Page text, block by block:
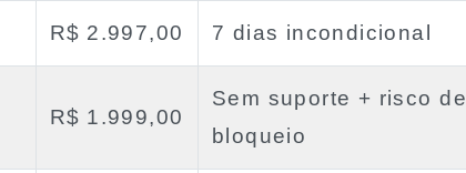
R$ 2.997,00 7 dias incondicional
R$ 1.999,00
Sem suporte + risco de
bloqueio